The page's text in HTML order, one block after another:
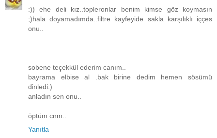
:)) ehe deli kız..topleronlar benim kimse göz koymasın
;)hala doyamadımda..filtre kayfeyide sakla karşılıklı iççes
onu..
sobene teçekkül ederim canım..
bayrama elbise al .bak birine dedim hemen sösümü
dinledi:)
anladın sen onu..
öptüm cnm..
Yanıtla